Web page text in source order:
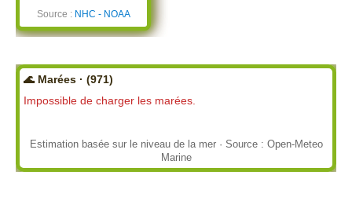
Source : NHC - NOAA
🌊 Marées · (971)
Impossible de charger les marées.
Estimation basée sur le niveau de la mer · Source : Open-Meteo
Marine